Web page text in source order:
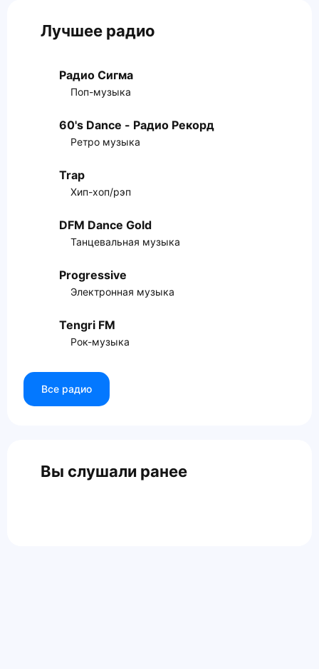
Лучшее радио
Радио Сигма
Поп-музыка
60's Dance - Радио Рекорд
Ретро музыка
Trap
Хип-хоп/рэп
DFM Dance Gold
Танцевальная музыка
Progressive
Электронная музыка
Tengri FM
Рок-музыка
Все радио
Вы слушали ранее